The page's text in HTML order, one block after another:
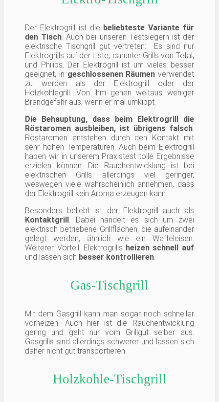
Der Elektrogrill ist die beliebteste Variante für
den Tisch. Auch bei unseren Testsiegern ist der
elektrische Tischgrill gut vertreten: Es sind nur
Elektrogrills auf der Liste, darunter Grills von Tefal,
und Philips. Der Elektrogrill ist um vieles besser
geeignet, in geschlossenen Räumen verwendet
zu werden als der Elektrogrill oder der
Holzkohlegrill. Von ihm gehen weitaus weniger
Brandgefahr aus, wenn er mal umkippt.
Die Behauptung, dass beim Elektrogrill die
Röstaromen ausbleiben, ist übrigens falsch.
Röstaromen entstehen durch den Kontakt mit
sehr hohen Temperaturen. Auch beim Elektrogrill
haben wir in unserem Praxistest tolle Ergebnisse
erzielen können. Die Rauchentwicklung ist bei
elektrischen Grills allerdings viel geringer,
weswegen viele wahrscheinlich annehmen, dass
der Elektrogrill kein Aroma erzeugen kann.
Besonders beliebt ist der Elektrogrill auch als
Kontaktgrill. Dabei handelt es sich um zwei
elektrisch betriebene Grillflächen, die aufeinander
gelegt werden, ähnlich wie ein Waffeleisen.
Weiterer Vorteil: Elektrogrills heizen schnell auf
und lassen sich besser kontrollieren.
Gas-Tischgrill
Mit dem Gasgrill kann man sogar noch schneller
vorheizen. Auch hier ist die Rauchentwicklung
gering und geht nur vom Grillgut selber aus.
Gasgrills sind allerdings schwerer und lassen sich
daher nicht gut transportieren.
Holzkohle-Tischgrill